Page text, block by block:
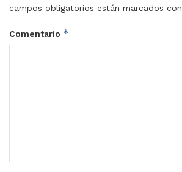
campos obligatorios están marcados con
Comentario *